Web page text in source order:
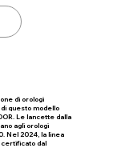
di orologi
questo modello
Le lancette dalla
agli orologi
Nel 2024, la linea
certificato dal